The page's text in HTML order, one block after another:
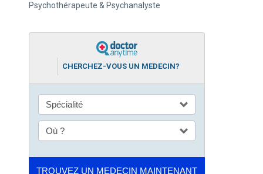
Psychothérapeute & Psychanalyste
CHERCHEZ-VOUS UN MEDECIN?